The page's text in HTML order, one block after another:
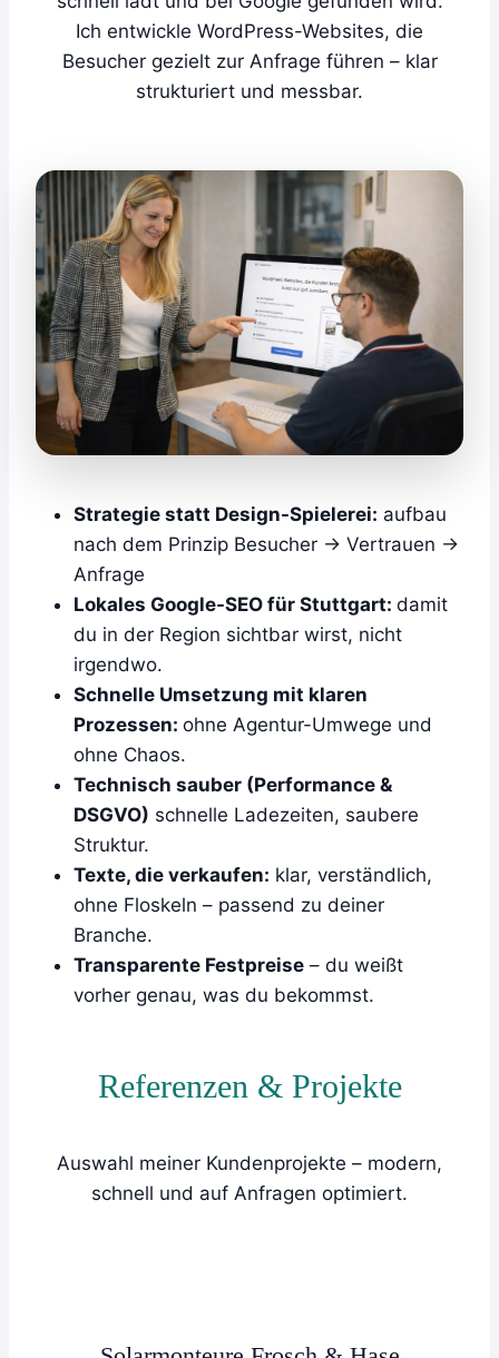
Ich entwickle WordPress-Websites, die
Besucher gezielt zur Anfrage führen – klar
strukturiert und messbar.
Strategie statt Design-Spielerei: aufbau
nach dem Prinzip Besucher -> Vertrauen ->
Anfrage
Lokales Google-SEO für Stuttgart: damit
du in der Region sichtbar wirst, nicht
irgendwo.
Schnelle Umsetzung mit klaren
Prozessen: ohne Agentur-Umwege und
ohne Chaos.
Technisch sauber (Performance &
DSGVO) schnelle Ladezeiten, saubere
Struktur.
Texte, die verkaufen: klar, verständlich,
ohne Floskeln – passend zu deiner
Branche.
Transparente Festpreise – du weißt
vorher genau, was du bekommst.
Referenzen & Projekte
Auswahl meiner Kundenprojekte – modern,
schnell und auf Anfragen optimiert.